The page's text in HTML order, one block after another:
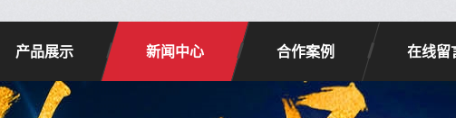
产品展示 新闻中心 合作案例 在线留